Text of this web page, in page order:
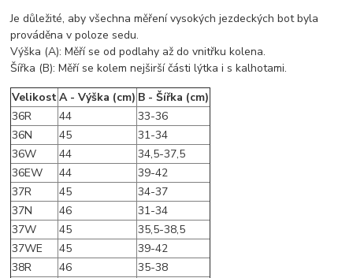
Je důležité, aby všechna měření vysokých jezdeckých bot byla
prováděna v poloze sedu.
Výška (A): Měří se od podlahy až do vnitřku kolena.
Šířka (B): Měří se kolem nejširší části lýtka i s kalhotami.
VelikostA - Výška (cm) B - Šířka (cm)
36R
44
33-36
36N
45
31-34
36W
44
34,5-37,5
36EW
44
39-42
37R
45
34-37
37N
46
31-34
37W
45
35,5-38,5
37WE
45
39-42
38R
46
35-38